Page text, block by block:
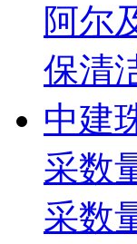
阿尔
保清
中建
采数
采数